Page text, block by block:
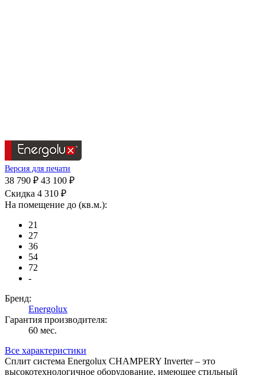
Версия для печати
38 790 ₽ 43 100 ₽
Скидка 4 310 ₽
На помещение до (кв.м.):
21
27
36
54
72
-
Бренд:
Energolux
Гарантия производителя:
60 мес.
Все характеристики
Сплит система Energolux CHAMPERY Inverter – это
высокотехнологичное оборудование, имеющее стильный